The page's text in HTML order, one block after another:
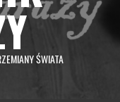
ŚWIATA